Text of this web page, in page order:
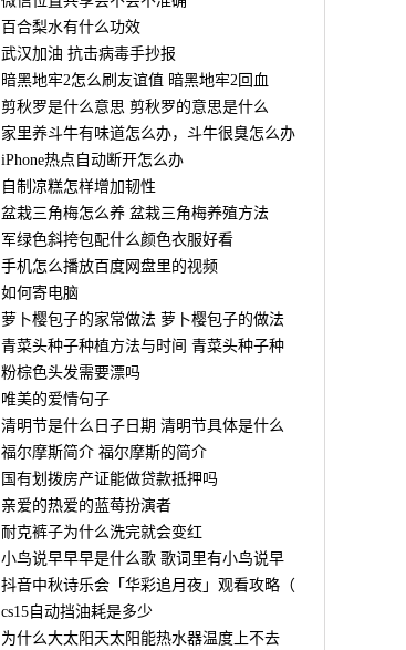
百合梨水有什么功效
武汉加油 抗击病毒手抄报
暗黑地牢2怎么刷友谊值 暗黑地牢2回血
剪秋罗是什么意思 剪秋罗的意思是什么
家里养斗牛有味道怎么办，斗牛很臭怎么办
iPhone热点自动断开怎么办
自制凉糕怎样增加韧性
盆栽三角梅怎么养 盆栽三角梅养殖方法
军绿色斜挎包配什么颜色衣服好看
手机怎么播放百度网盘里的视频
如何寄电脑
萝卜樱包子的家常做法 萝卜樱包子的做法
青菜头种子种植方法与时间 青菜头种子种
粉棕色头发需要漂吗
唯美的爱情句子
清明节是什么日子日期 清明节具体是什么
福尔摩斯简介 福尔摩斯的简介
国有划拨房产证能做贷款抵押吗
亲爱的热爱的蓝莓扮演者
耐克裤子为什么洗完就会变红
小鸟说早早早是什么歌 歌词里有小鸟说早
抖音中秋诗乐会「华彩追月夜」观看攻略（
cs15自动挡油耗是多少
为什么大太阳天太阳能热水器温度上不去